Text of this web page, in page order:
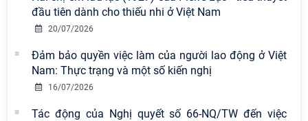
đầu tiên dành cho thiếu nhi ở Việt Nam
20/07/2026
Đảm bảo quyền việc làm của người lao động ở Việt
Nam: Thực trạng và một số kiến nghị
16/07/2026
Tác động của Nghị quyết số 66-NQ/TW đến việc